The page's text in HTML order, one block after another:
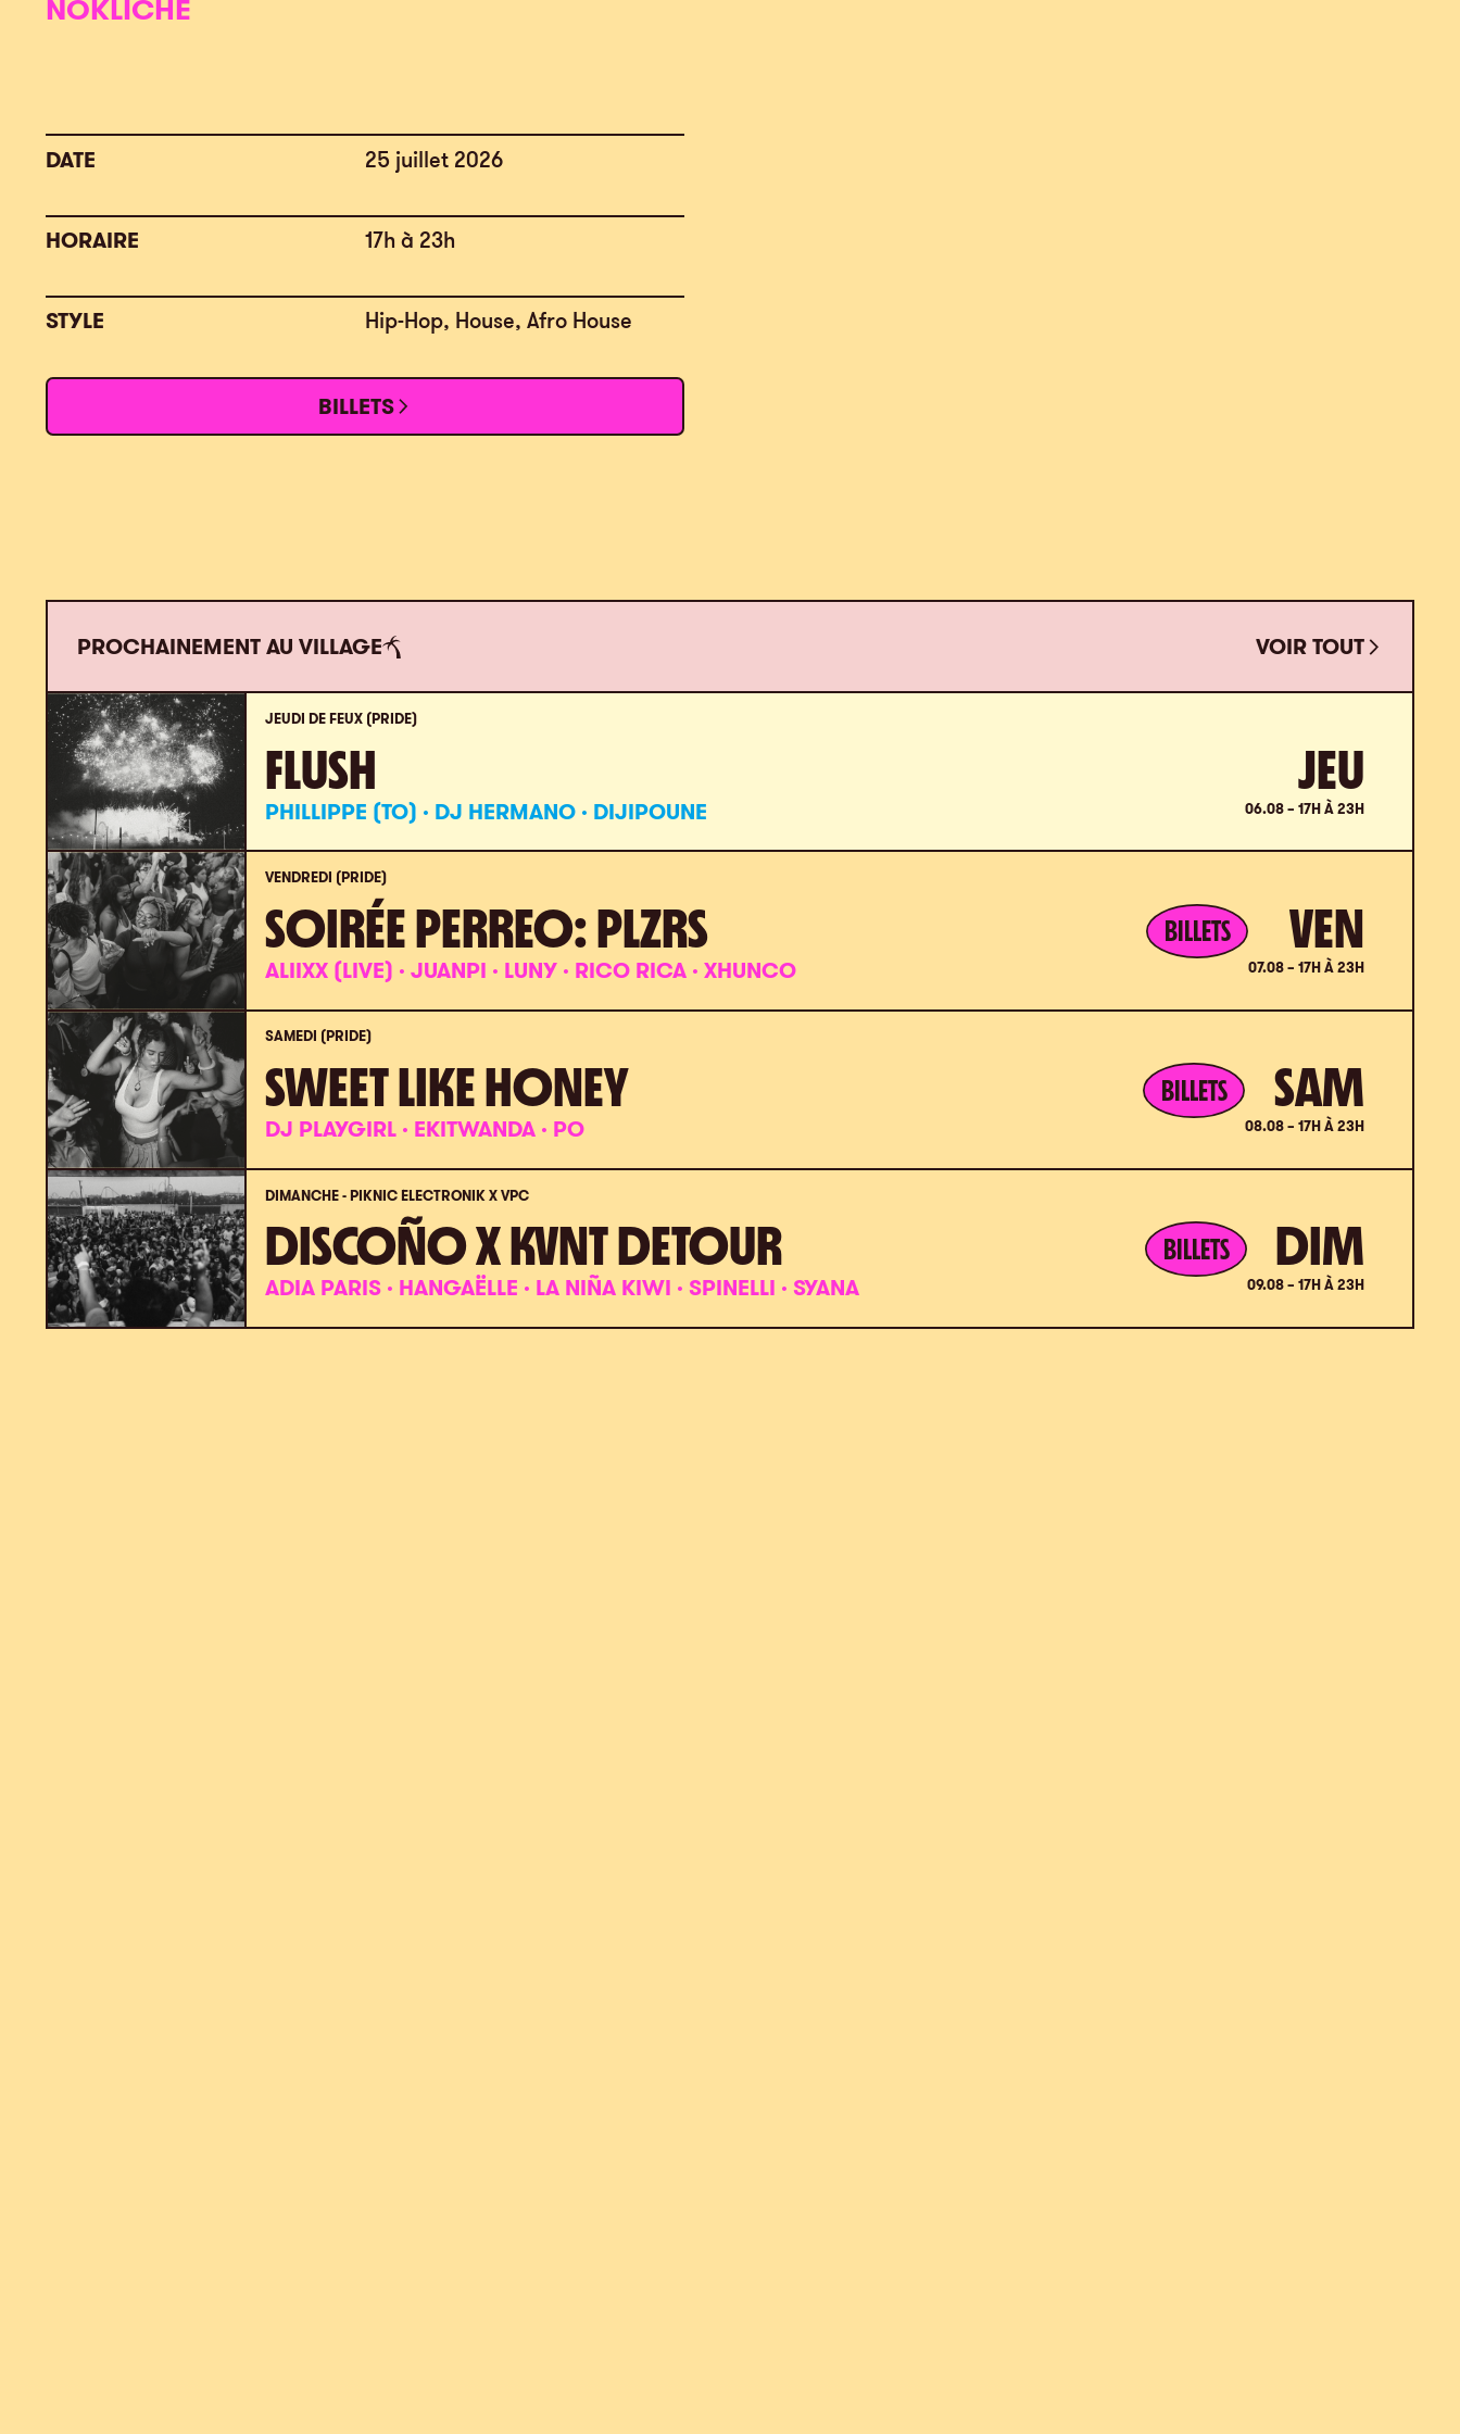
NOKLICHÉ
DATE 25 juillet 2026
HORAIRE 17h à 23h
STYLE Hip-Hop, House, Afro House
BILLETS
BILLETS
PROCHAINEMENT AU VILLAGE
VOIR TOUT
JEUDI DE FEUX (PRIDE)
FLUSH
PHILLIPPE (TO) · DJ HERMANO · DIJIPOUNE
JEU
06.08 – 17H À 23H
VENDREDI (PRIDE)
SOIRÉE PERREO: PLZRS
ALIIXX (LIVE) · JUANPI · LUNY · RICO RICA · XHUNCO
BILLETS VEN
07.08 – 17H À 23H
SAMEDI (PRIDE)
SWEET LIKE HONEY
DJ PLAYGIRL · EKITWANDA · PO
BILLETS SAM
08.08 – 17H À 23H
DIMANCHE - PIKNIC ÉLECTRONIK X VPC
DISCOÑO X KVNT DETOUR
ADIA PARIS · HANGAËLLE · LA NIÑA KIWI · SPINELLI · SYANA
BILLETS DIM
09.08 – 17H À 23H